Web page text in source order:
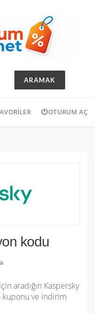
ARAMAK
OTURUM AÇ
kodu
aradığın Kaspersky
ve indirim